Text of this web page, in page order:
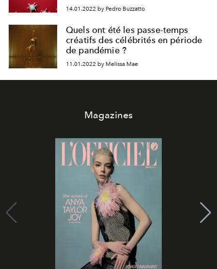
14.01.2022 by Pedro Buzzatto
Quels ont été les passe-temps
créatifs des célébrités en période
de pandémie ?
11.01.2022 by Melissa Mae
Magazines